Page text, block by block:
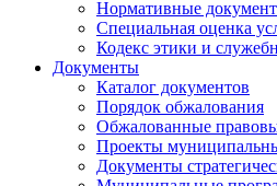
Нормативные
Специальная оценка
Кодекс этики и
Документы
Каталог документов
Порядок обжалования
Обжалованные
Проекты
Документы